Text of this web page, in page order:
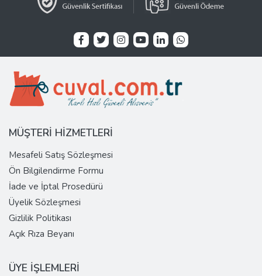
MÜŞTERİ HİZMETLERİ
Mesafeli Satış Sözleşmesi
Ön Bilgilendirme Formu
İade ve İptal Prosedürü
Üyelik Sözleşmesi
Gizlilik Politikası
Açık Rıza Beyanı
ÜYE İŞLEMLERİ